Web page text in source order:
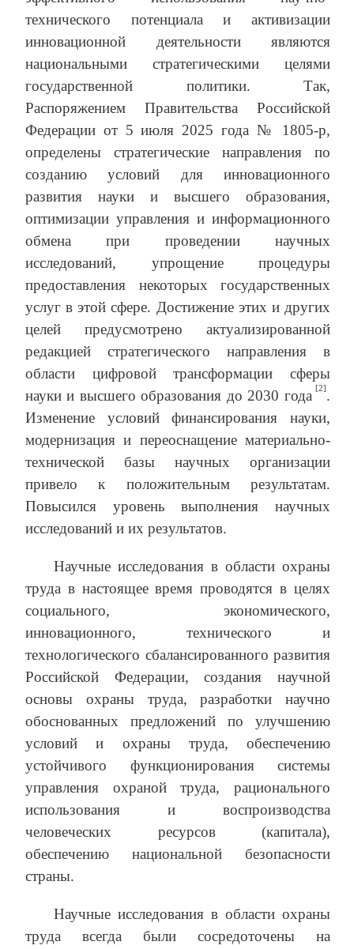
технического потенциала и активизации
инновационной деятельности являются
национальными стратегическими целями
государственной политики. Так,
Распоряжением Правительства Российской
Федерации от 5 июля 2025 года № 1805-р,
определены стратегические направления по
созданию условий для инновационного
развития науки и высшего образования,
оптимизации управления и информационного
обмена при проведении научных
исследований, упрощение процедуры
предоставления некоторых государственных
услуг в этой сфере. Достижение этих и других
целей предусмотрено актуализированной
редакцией стратегического направления в
области цифровой трансформации сферы
науки и высшего образования до 2030 года [2].
Изменение условий финансирования науки,
модернизация и переоснащение материально-
технической базы научных организации
привело к положительным результатам.
Повысился уровень выполнения научных
исследований и их результатов.
Научные исследования в области охраны
труда в настоящее время проводятся в целях
социального, экономического,
инновационного, технического и
технологического сбалансированного развития
Российской Федерации, создания научной
основы охраны труда, разработки научно
обоснованных предложений по улучшению
условий и охраны труда, обеспечению
устойчивого функционирования системы
управления охраной труда, рационального
использования и воспроизводства
человеческих ресурсов (капитала),
обеспечению национальной безопасности
страны.
Научные исследования в области охраны
труда всегда были сосредоточены на